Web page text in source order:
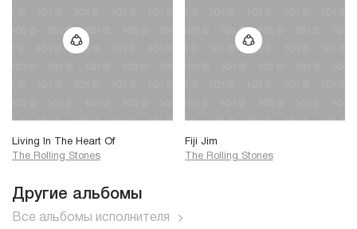
Living In The Heart Of
The Rolling Stones
Fiji Jim
The Rolling Stones
Другие альбомы
Все альбомы исполнителя